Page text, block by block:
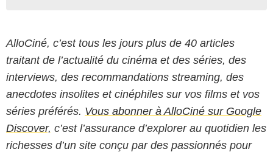
AlloCiné, c’est tous les jours plus de 40 articles
traitant de l’actualité du cinéma et des séries, des
interviews, des recommandations streaming, des
anecdotes insolites et cinéphiles sur vos films et vos
séries préférés. Vous abonner à AlloCiné sur Google
Discover, c’est l’assurance d’explorer au quotidien les
richesses d’un site conçu par des passionnés pour